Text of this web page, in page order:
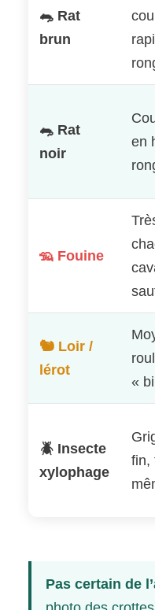
🐀 Rat
brun
🐀 Rat
noir
en
🦡 Fouine
🐿️ Loir /
lérot
«
🪲 Insecte
xylophage
fin,
Pas certain de